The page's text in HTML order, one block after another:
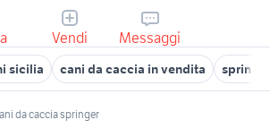
Vendi Messaggi
sicilia cani da caccia in vendita
da caccia springer